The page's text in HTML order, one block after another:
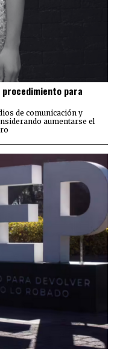
para
de comunicación y
aumentarse el